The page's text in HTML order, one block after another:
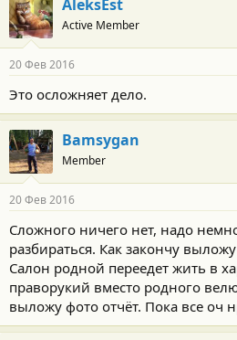
AleksEst
Active Member
20 Фев 2016
Это осложняет дело.
Bamsygan
Member
20 Фев 2016
Сложного ничего нет, надо
разбираться. Как закончу
Салон родной переедет жить в
праворукий вместо родного
выложу фото отчёт. Пока все оч